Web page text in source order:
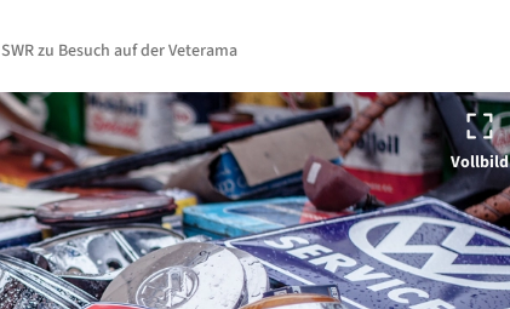
SWR zu Besuch auf der Veterama
Vollbild